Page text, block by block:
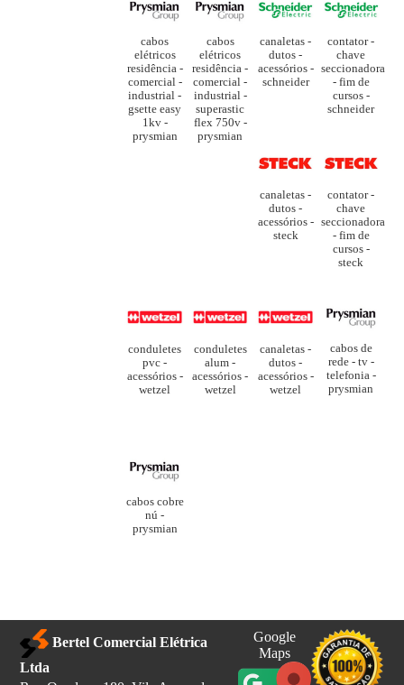
cabos
elétricos
residência -
comercial -
industrial -
gsette easy
1kv -
prysmian
cabos
elétricos
residência -
comercial -
industrial -
superastic
flex 750v -
prysmian
canaletas -
dutos -
acessórios -
schneider
contator -
chave
seccionadora
- fim de
cursos -
schneider
canaletas -
dutos -
acessórios -
steck
contator -
chave
seccionadora
- fim de
cursos -
steck
conduletes
pvc -
acessórios -
wetzel
conduletes
alum -
acessórios -
wetzel
canaletas -
dutos -
acessórios -
wetzel
cabos de
rede - tv -
telefonia -
prysmian
cabos cobre
nú -
prysmian
Bertel Comercial Elétrica
Ltda
Google
Maps